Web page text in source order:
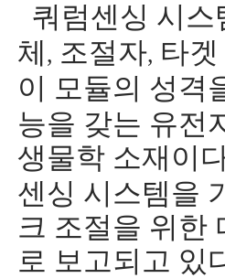
쿼럼센싱 시
체, 조절자, 타
이 모듈의 성격
능을 갖는 유전
생물학 소재이
센싱 시스템을
크 조절을 위한
로 보고되고 있